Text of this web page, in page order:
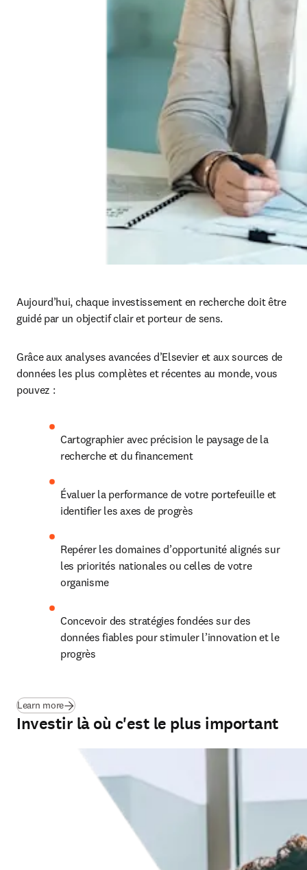
Aujourd’hui, chaque investissement en recherche doit être
guidé par un objectif clair et porteur de sens.
Grâce aux analyses avancées d’Elsevier et aux sources de
données les plus complètes et récentes au monde, vous
pouvez :
Cartographier avec précision le paysage de la
recherche et du financement
Évaluer la performance de votre portefeuille et
identifier les axes de progrès
Repérer les domaines d’opportunité alignés sur
les priorités nationales ou celles de votre
organisme
Concevoir des stratégies fondées sur des
données fiables pour stimuler l’innovation et le
progrès
Learn more(S’ouvre dans une nouvelle fenêtre
Investir là où c'est le plus important